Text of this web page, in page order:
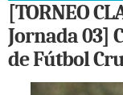
[TORNEO
Jornada 03]
de Fútbol